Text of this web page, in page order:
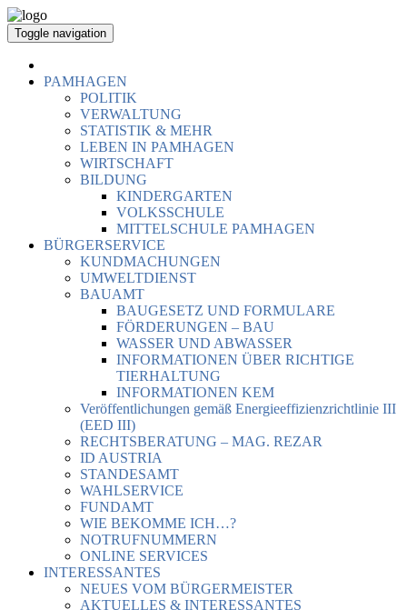
Toggle navigation
PAMHAGEN
POLITIK
VERWALTUNG
STATISTIK & MEHR
LEBEN IN PAMHAGEN
WIRTSCHAFT
BILDUNG
KINDERGARTEN
VOLKSSCHULE
MITTELSCHULE PAMHAGEN
BÜRGERSERVICE
KUNDMACHUNGEN
UMWELTDIENST
BAUAMT
BAUGESETZ UND FORMULARE
FÖRDERUNGEN – BAU
WASSER UND ABWASSER
INFORMATIONEN ÜBER RICHTIGE
TIERHALTUNG
INFORMATIONEN KEM
Veröffentlichungen gemäß Energieeffizienzrichtlinie III
(EED III)
RECHTSBERATUNG – MAG. REZAR
ID AUSTRIA
STANDESAMT
WAHLSERVICE
FUNDAMT
WIE BEKOMME ICH…?
NOTRUFNUMMERN
ONLINE SERVICES
INTERESSANTES
NEUES VOM BÜRGERMEISTER
AKTUELLES & INTERESSANTES